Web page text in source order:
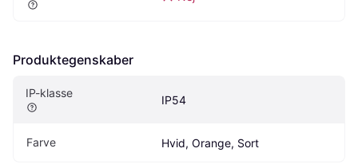
Produktegenskaber
IP-klasse
IP54
Farve Hvid, Orange, Sort